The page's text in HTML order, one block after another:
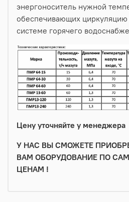
энергоноситель нужной
обеспечивающих циркуляцию
системе горячего
Цену уточняйте у менеджера
У НАС ВЫ СМОЖЕТЕ
ВАМ ОБОРУДОВАНИЕ ПО
ЦЕНАМ !